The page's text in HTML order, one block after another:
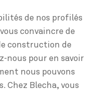
de nos profilés
convaincre de
construction de
nous pour en savoir
nous pouvons
Chez Blecha, vous